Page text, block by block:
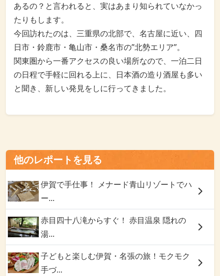
あるの？と言われると、実はあまり知られていなかっ
たりもします。
今回訪れたのは、三重県の北部で、名古屋に近い、四
日市・鈴鹿市・亀山市・桑名市の”北勢エリア”。
関東圏から一番アクセスの良い場所なので、一泊二日
の日程で手軽に回れる上に、日本酒の造り酒屋も多い
と聞き、新しい発見をしに行ってきました。
他のレポートを見る
伊賀で手仕事！ メナード青山リゾートでハ
ー...
赤目四十八滝からすぐ！ 赤目温泉 隠れの
湯...
子どもと楽しむ伊賀・名張の旅！モクモク
手づ...